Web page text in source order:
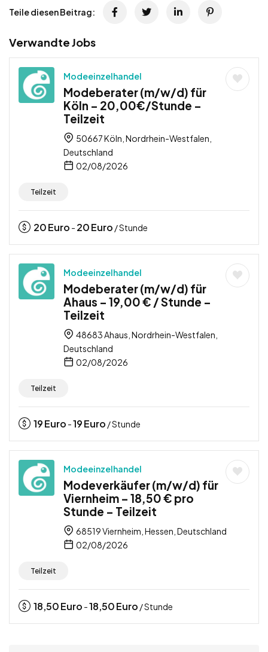
Teile diesen Beitrag:
Verwandte Jobs
Modeeinzelhandel
Modeberater (m/w/d) für
Köln – 20,00€/Stunde –
Teilzeit
50667 Köln, Nordrhein-Westfalen,
Deutschland
02/08/2026
Teilzeit
20Euro - 20Euro / Stunde
Modeeinzelhandel
Modeberater (m/w/d) für
Ahaus – 19,00 € / Stunde –
Teilzeit
48683 Ahaus, Nordrhein-Westfalen,
Deutschland
02/08/2026
Teilzeit
19Euro -19Euro / Stunde
Modeeinzelhandel
Modeverkäufer (m/w/d) für
Viernheim – 18,50 € pro
Stunde – Teilzeit
68519 Viernheim, Hessen, Deutschland
02/08/2026
Teilzeit
18,50Euro -18,50Euro / Stunde